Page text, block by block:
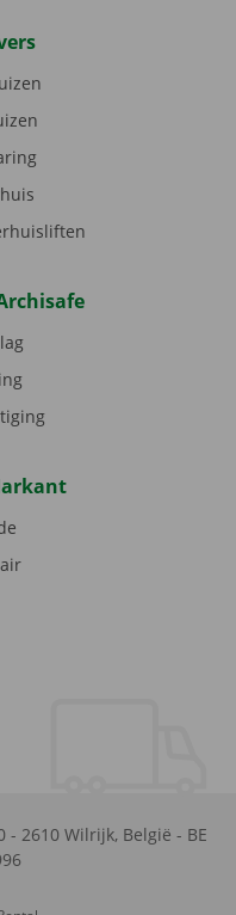
- 2610 Wilrijk, België - BE